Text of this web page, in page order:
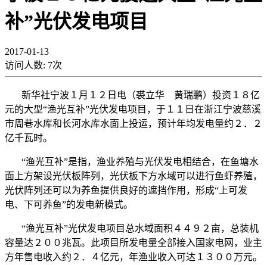
补”光伏发电项目
2017-01-13
访问人数: 7次
新华社宁波１月１２日电（裘立华 黄瑞鹏）投资１８亿
元的大型“渔光互补”光伏发电项目，于１１日在浙江宁波慈溪
市周巷水库和长河水库水面上投运，预计年均发电量约２．２
亿千瓦时。
“渔光互补”是指，渔业养殖与光伏发电相结合，在鱼塘水
面上方架设光伏板阵列，光伏板下方水域可以进行鱼虾养殖，
光伏阵列还可以为养鱼提供良好的遮挡作用，形成“上可发
电、下可养鱼”的发电新模式。
“渔光互补”光伏发电项目总水域面积４４９２亩，总装机
容量达２００兆瓦。此项目所发电量全部接入国家电网，业主
方年售电收入约２．４亿元，年渔业收入可达１３００万元。